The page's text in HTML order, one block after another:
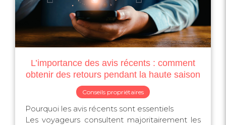
L’importance des avis récents : comment
obtenir des retours pendant la haute saison
Conseils propriétaires
Pourquoi les avis récents sont essentiels
Les voyageurs consultent majoritairement les